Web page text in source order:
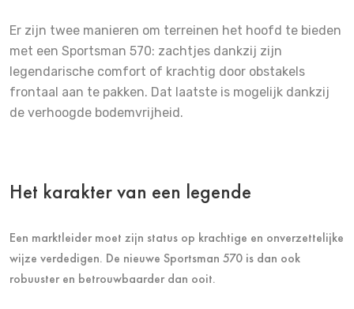
Er zijn twee manieren om terreinen het hoofd te bieden
met een Sportsman 570: zachtjes dankzij zijn
legendarische comfort of krachtig door obstakels
frontaal aan te pakken. Dat laatste is mogelijk dankzij
de verhoogde bodemvrijheid.
Het karakter van een legende
Een marktleider moet zijn status op krachtige en onverzettelijke
wijze verdedigen. De nieuwe Sportsman 570 is dan ook
robuuster en betrouwbaarder dan ooit.